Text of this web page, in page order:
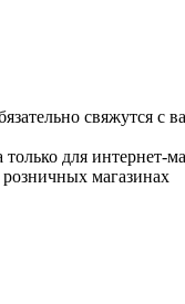
свяжутся с
только для интернет-
розничных магазинах